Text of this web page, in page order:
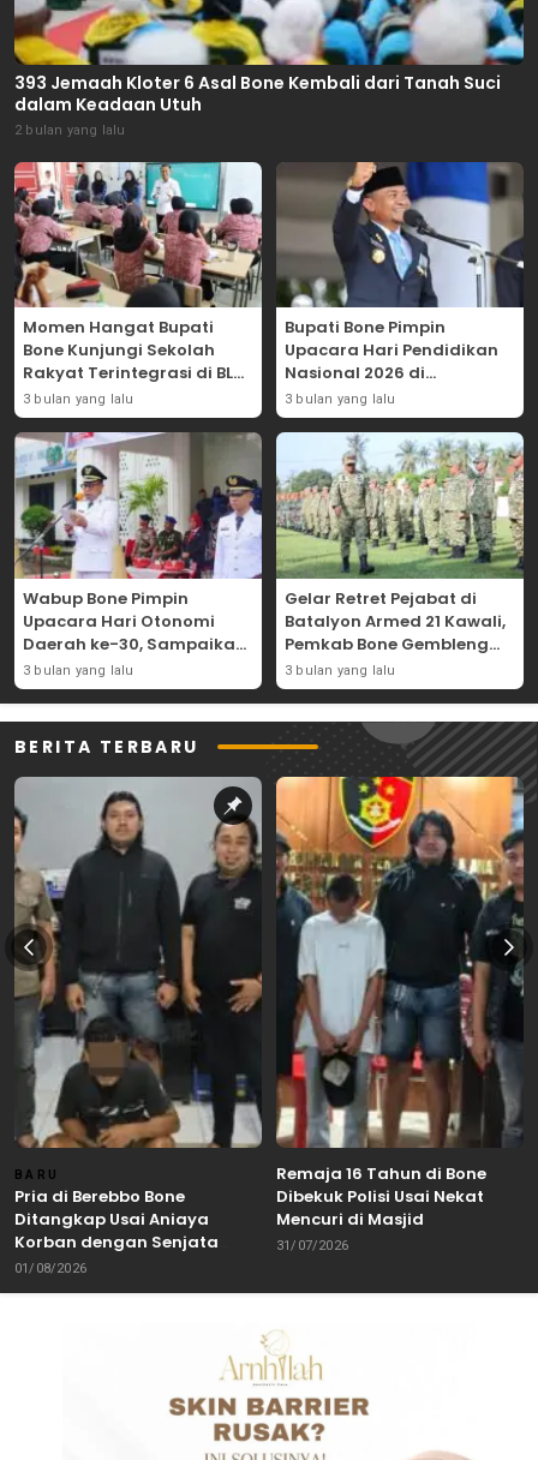
393 Jemaah Kloter 6 Asal Bone Kembali dari Tanah Suci
dalam Keadaan Utuh
2 bulan yang lalu
Momen Hangat Bupati
Bone Kunjungi Sekolah
Rakyat Terintegrasi di BLK
Bajoe
3 bulan yang lalu
Bupati Bone Pimpin
Upacara Hari Pendidikan
Nasional 2026 di
Lapangan Merdeka
3 bulan yang lalu
Wabup Bone Pimpin
Upacara Hari Otonomi
Daerah ke-30, Sampaikan
Amanat Mendagri
Wujudkan Asta Cita
3 bulan yang lalu
Gelar Retret Pejabat di
Batalyon Armed 21 Kawali,
Pemkab Bone Gembleng
Kedisiplinan Camat dan
Pimpinan OPD
3 bulan yang lalu
BERITA TERBARU
BARU
Pria di Berebbo Bone
Ditangkap Usai Aniaya
Korban dengan Senjata
Tajam
01/08/2026
Remaja 16 Tahun di Bone
Dibekuk Polisi Usai Nekat
Mencuri di Masjid
31/07/2026